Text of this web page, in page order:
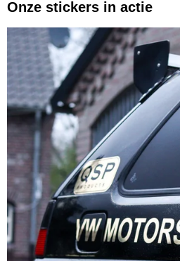
Onze stickers in actie